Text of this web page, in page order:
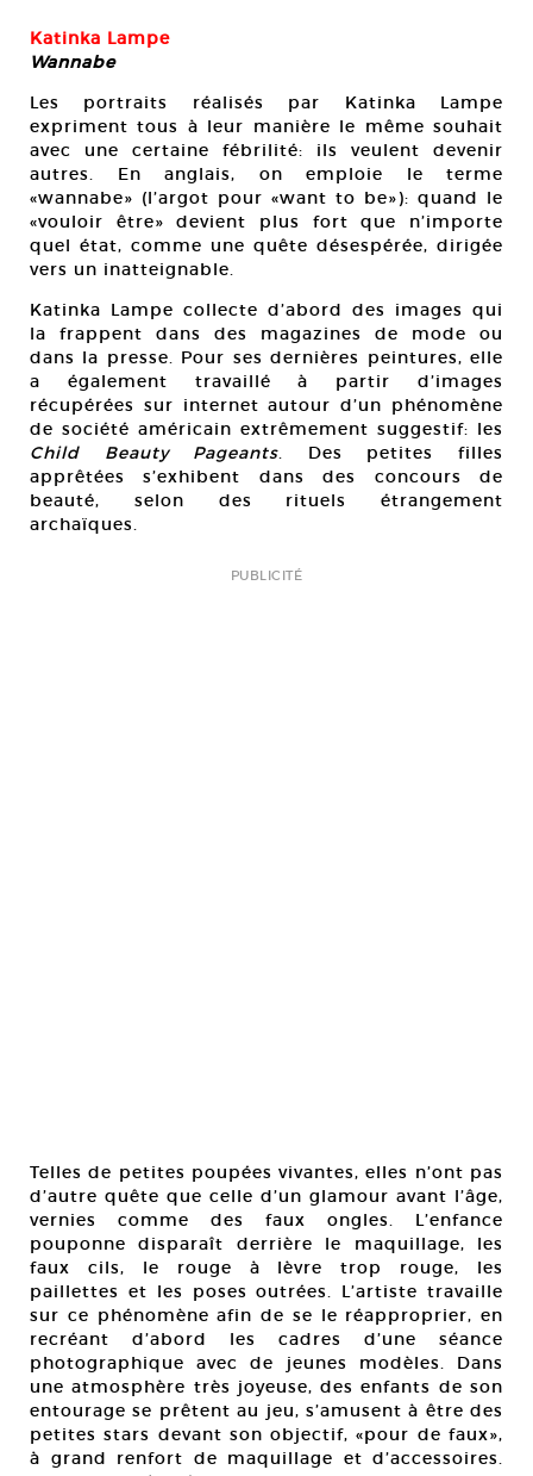
Katinka Lampe
Wannabe
Les portraits réalisés par Katinka Lampe
expriment tous à leur manière le même souhait
avec une certaine fébrilité: ils veulent devenir
autres. En anglais, on emploie le terme
«wannabe» (l’argot pour «want to be»): quand le
«vouloir être» devient plus fort que n’importe
quel état, comme une quête désespérée, dirigée
vers un inatteignable.
Katinka Lampe collecte d’abord des images qui
la frappent dans des magazines de mode ou
dans la presse. Pour ses dernières peintures, elle
a également travaillé à partir d’images
récupérées sur internet autour d’un phénomène
de société américain extrêmement suggestif: les
Child Beauty Pageants. Des petites filles
apprêtées s’exhibent dans des concours de
beauté, selon des rituels étrangement
archaïques.
PUBLICITÉ
Telles de petites poupées vivantes, elles n’ont pas
d’autre quête que celle d’un glamour avant l’âge,
vernies comme des faux ongles. L’enfance
pouponne disparaît derrière le maquillage, les
faux cils, le rouge à lèvre trop rouge, les
paillettes et les poses outrées. L’artiste travaille
sur ce phénomène afin de se le réapproprier, en
recréant d’abord les cadres d’une séance
photographique avec de jeunes modèles. Dans
une atmosphère très joyeuse, des enfants de son
entourage se prêtent au jeu, s’amusent à être des
petites stars devant son objectif, «pour de faux»,
à grand renfort de maquillage et d’accessoires.